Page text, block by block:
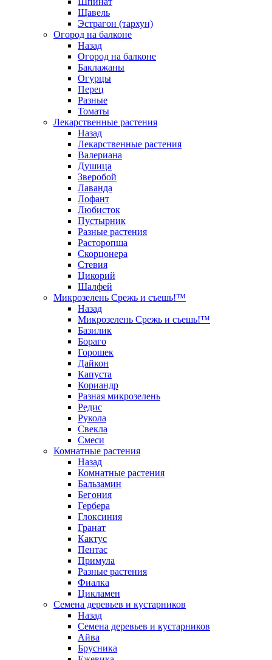
Щавель
Эстрагон (тархун)
Огород на балконе
Назад
Огород на балконе
Баклажаны
Огурцы
Перец
Разные
Томаты
Лекарственные растения
Назад
Лекарственные растения
Валериана
Душица
Зверобой
Лаванда
Лофант
Любисток
Пустырник
Разные растения
Расторопша
Скорцонера
Стевия
Цикорий
Шалфей
Микрозелень Срежь и съешь!™
Назад
Микрозелень Срежь и съешь!™
Базилик
Бораго
Горошек
Дайкон
Капуста
Кориандр
Разная микрозелень
Редис
Рукола
Свекла
Смеси
Комнатные растения
Назад
Комнатные растения
Бальзамин
Бегония
Гербера
Глоксиния
Гранат
Кактус
Пентас
Примула
Разные растения
Фиалка
Цикламен
Семена деревьев и кустарников
Назад
Семена деревьев и кустарников
Айва
Брусника